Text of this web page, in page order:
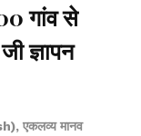
गांव से
ज्ञापन
एकलव्य मानव